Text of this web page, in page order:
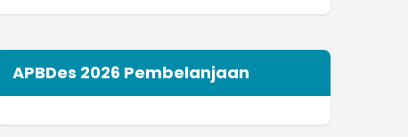
APBDes 2026 Pembelanjaan